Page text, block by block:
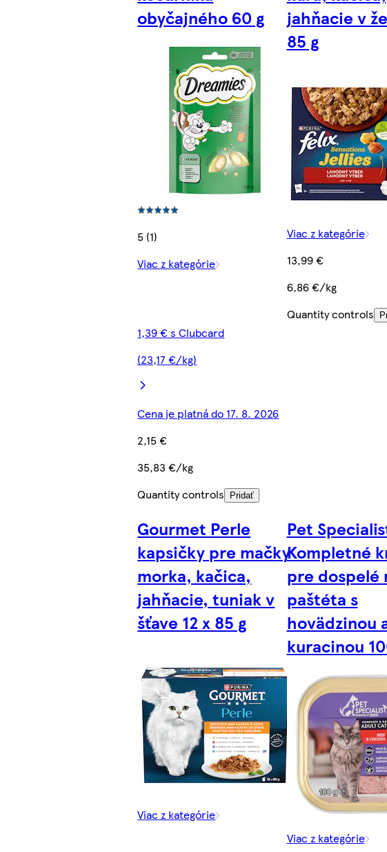
obyčajného 60 g
5 (1)
Viac z kategórie
1,39 € s Clubcard
(23,17 €/kg)
Cena je platná do 17. 8. 2026
2,15 €
35,83 €/kg
Quantity controls
Pridať
jahňacie v
85 g
Viac z kategórie
13,99 €
6,86 €/kg
Quantity controls
Gourmet Perle
kapsičky pre mačky
morka, kačica,
jahňacie, tuniak v
šťave 12 x 85 g
Viac z kategórie
Pet
Kompletné
pre dospelé
paštéta s
hovädzinou
kuracinou
Viac z kategórie